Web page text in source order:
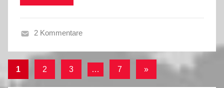
d
o
P
o
r
a
2 Kommentare
Seitennummerierung
1 2 3 … 7
Nächste
»